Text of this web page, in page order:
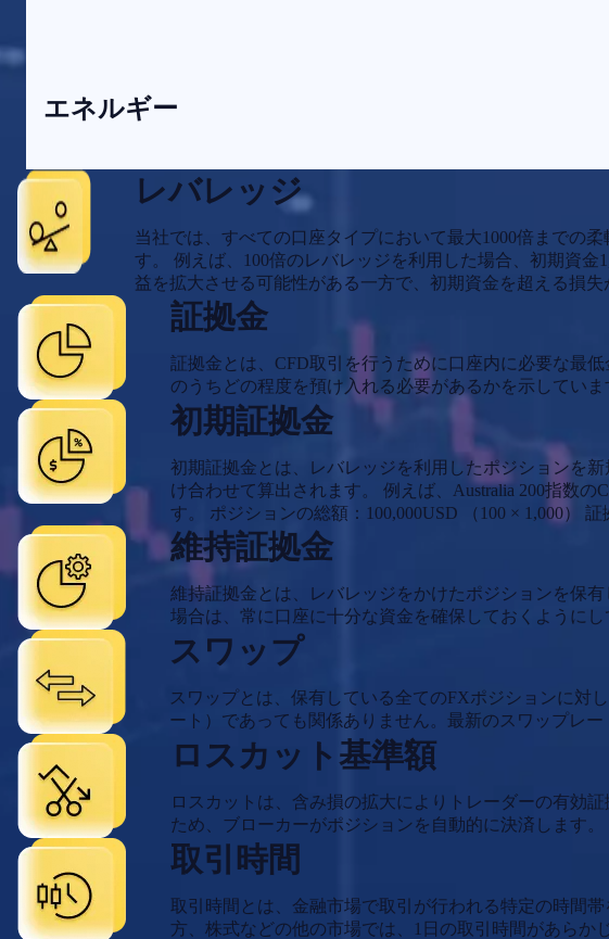
エネルギー
レバレッジ
当社では、すべての口座タイプにおいて最大1000倍までの
す。 例えば、100倍のレバレッジを利用した場合、初期資
益を拡大させる可能性がある一方で、初期資金を超える損失
証拠金
証拠金とは、CFD取引を行うために口座内に必要な最
のうちどの程度を預け入れる必要があるかを示してい
初期証拠金
初期証拠金とは、レバレッジを利用したポジションを
け合わせて算出されます。 例えば、Australia 200指数
す。 ポジションの総額：100,000USD （100 × 1,000）
維持証拠金
維持証拠金とは、レバレッジをかけたポジションを保
場合は、常に口座に十分な資金を確保しておくようにし
スワップ
スワップとは、保有している全てのFXポジションに対
ート）であっても関係ありません。最新のスワップレー
ロスカット基準額
ロスカットは、含み損の拡大によりトレーダーの有効
ため、ブローカーがポジションを自動的に決済します。
取引時間
取引時間とは、金融市場で取引が行われる特定の時間
方、株式などの他の市場では、1日の取引時間があら